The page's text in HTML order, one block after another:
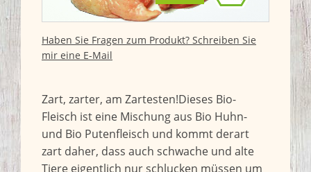
Haben Sie Fragen zum Produkt? Schreiben Sie
mir eine E-Mail
Zart, zarter, am Zartesten!Dieses Bio-
Fleisch ist eine Mischung aus Bio Huhn-
und Bio Putenfleisch und kommt derart
zart daher, dass auch schwache und alte
Tiere eigentlich nur schlucken müssen um